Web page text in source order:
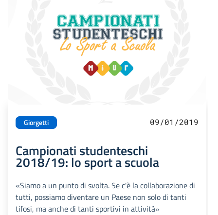
Giorgetti 09/01/2019
Campionati studenteschi
2018/19: lo sport a scuola
«Siamo a un punto di svolta. Se c'è la collaborazione di
tutti, possiamo diventare un Paese non solo di tanti
tifosi, ma anche di tanti sportivi in attività»